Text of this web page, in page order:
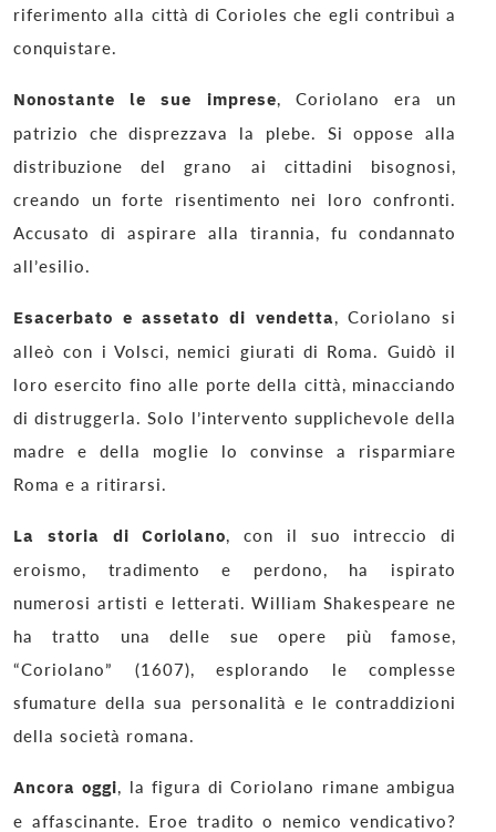
riferimento alla città di Corioles che egli contribuì a
conquistare.
Nonostante le sue imprese, Coriolano era un
patrizio che disprezzava la plebe. Si oppose alla
distribuzione del grano ai cittadini bisognosi,
creando un forte risentimento nei loro confronti.
Accusato di aspirare alla tirannia, fu condannato
all’esilio.
Esacerbato e assetato di vendetta, Coriolano si
alleò con i Volsci, nemici giurati di Roma. Guidò il
loro esercito fino alle porte della città, minacciando
di distruggerla. Solo l’intervento supplichevole della
madre e della moglie lo convinse a risparmiare
Roma e a ritirarsi.
La storia di Coriolano, con il suo intreccio di
eroismo, tradimento e perdono, ha ispirato
numerosi artisti e letterati. William Shakespeare ne
ha tratto una delle sue opere più famose,
“Coriolano” (1607), esplorando le complesse
sfumature della sua personalità e le contraddizioni
della società romana.
Ancora oggi, la figura di Coriolano rimane ambigua
e affascinante. Eroe tradito o nemico vendicativo?